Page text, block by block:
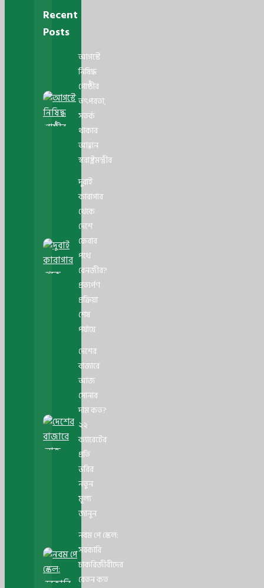
Recent
Posts
আগস্টে
নিষিদ্ধ
গোষ্ঠীর
তৎপরতা,
সতর্ক
থাকার
আহ্বান
স্বরাষ্ট্রমন্ত্রীর
দুবাই
কারাগার
থেকে
দেশে
ফেরার
পথে
বেনজীর?
প্রত্যর্পণ
প্রক্রিয়া
শেষ
পর্যায়ে
দেশের
বাজারে
আজ
সোনার
দাম কত?
২২
ক্যারেটের
প্রতি
ভরির
নতুন
মূল্য
জানুন
নবম পে স্কেল:
সরকারি
চাকরিজীবীদের
বেতন কত